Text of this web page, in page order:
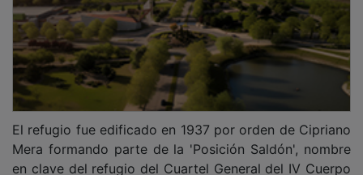
El refugio fue edificado en 1937 por orden de Cipriano
Mera formando parte de la 'Posición Saldón', nombre
en clave del refugio del Cuartel General del IV Cuerpo
de Ejército de la República, unidad que cubriría un